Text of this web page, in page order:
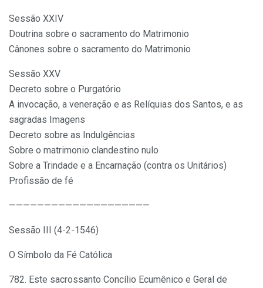
Sessão XXIV
Doutrina sobre o sacramento do Matrimonio
Cânones sobre o sacramento do Matrimonio
Sessão XXV
Decreto sobre o Purgatório
A invocação, a veneração e as Relíquias dos Santos, e as
sagradas Imagens
Decreto sobre as Indulgências
Sobre o matrimonio clandestino nulo
Sobre a Trindade e a Encarnação (contra os Unitários)
Profissão de fé
————————————————————
Sessão III (4-2-1546)
O Símbolo da Fé Católica
782. Este sacrossanto Concílio Ecumênico e Geral de